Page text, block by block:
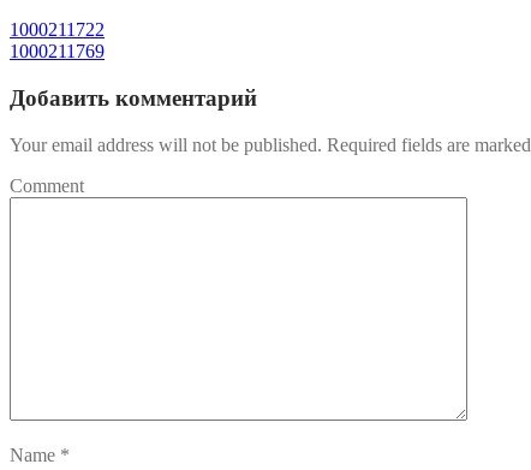
1000211722
1000211769
Добавить комментарий
Your email address will not be published. Required fields are marked
Comment
Name *